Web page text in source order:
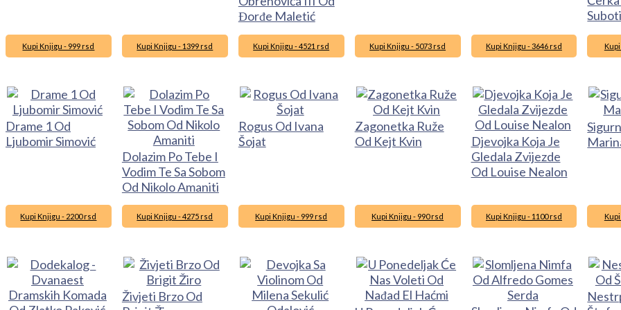
Đorđe Maletić
Kupi Knjigu - 999 rsd
Drame 1 Od
Ljubomir Simović
Kupi Knjigu - 1399 rsd
Dolazim Po Tebe I
Vodim Te Sa Sobom
Od Nikolo Amaniti
Kupi Knjigu - 4521 rsd
Rogus Od Ivana
Šojat
Kupi Knjigu - 5073 rsd
Zagonetka Ruže
Od Kejt Kvin
Kupi Knjigu - 3646 rsd
Djevojka Koja Je
Gledala Zvijezde
Od Louise Nealon
Kupi Knjigu - 2200 rsd Kupi Knjigu - 4275 rsd
Živjeti Brzo Od
Kupi Knjigu - 999 rsd Kupi Knjigu - 990 rsd Kupi Knjigu - 1100 rsd